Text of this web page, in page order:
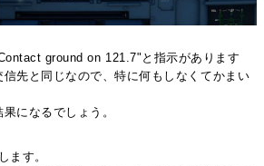
ground on 121.7"と指示があります
先と同じなので、特に何もしなくてかまい
になるでしょう。
ます。